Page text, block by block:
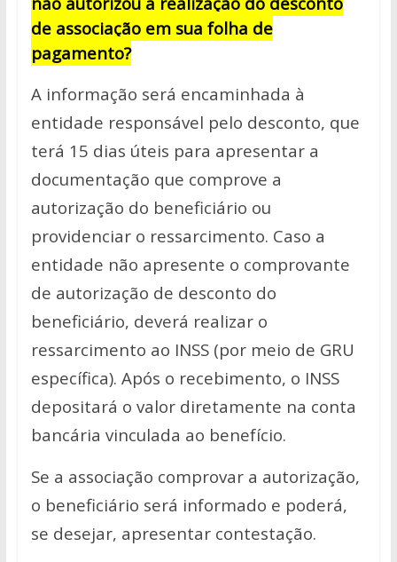
de associação em sua folha de
pagamento?
A informação será encaminhada à
entidade responsável pelo desconto, que
terá 15 dias úteis para apresentar a
documentação que comprove a
autorização do beneficiário ou
providenciar o ressarcimento. Caso a
entidade não apresente o comprovante
de autorização de desconto do
beneficiário, deverá realizar o
ressarcimento ao INSS (por meio de GRU
específica). Após o recebimento, o INSS
depositará o valor diretamente na conta
bancária vinculada ao benefício.
Se a associação comprovar a autorização,
o beneficiário será informado e poderá,
se desejar, apresentar contestação.